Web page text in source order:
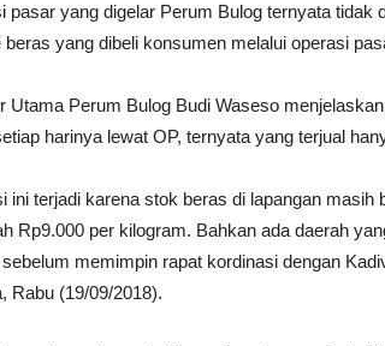
pasar yang digelar Perum Bulog ternyata
beras yang dibeli konsumen melalui operasi
Utama Perum Bulog Budi Waseso
harinya lewat OP, ternyata yang terjual
ini terjadi karena stok beras di lapangan
Rp9.000 per kilogram. Bahkan ada daerah
memimpin rapat kordinasi dengan
Rabu (19/09/2018).